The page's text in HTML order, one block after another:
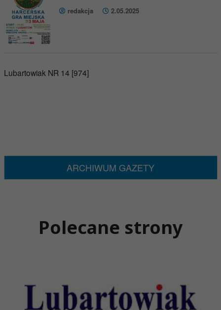
redakcja 2.05.2025
Lubartowiak NR 14 [974]
ARCHIWUM GAZETY
Polecane strony